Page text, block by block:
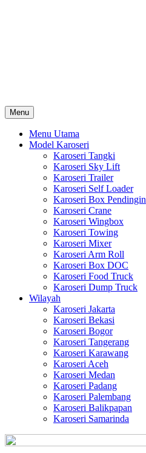
Menu
Menu Utama
Model Karoseri
Karoseri Tangki
Karoseri Sky Lift
Karoseri Trailer
Karoseri Self Loader
Karoseri Box Pendingin
Karoseri Crane
Karoseri Wingbox
Karoseri Towing
Karoseri Mixer
Karoseri Arm Roll
Karoseri Box DOC
Karoseri Food Truck
Karoseri Dump Truck
Wilayah
Karoseri Jakarta
Karoseri Bekasi
Karoseri Bogor
Karoseri Tangerang
Karoseri Karawang
Karoseri Aceh
Karoseri Medan
Karoseri Padang
Karoseri Palembang
Karoseri Balikpapan
Karoseri Samarinda